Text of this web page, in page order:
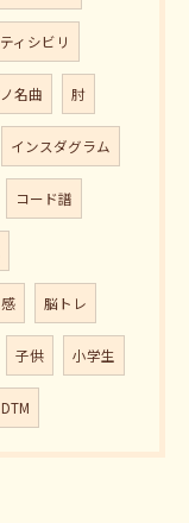
ィシビリ
名曲 肘
インスダグラム
コード譜
脳トレ
子供 小学生
DTM